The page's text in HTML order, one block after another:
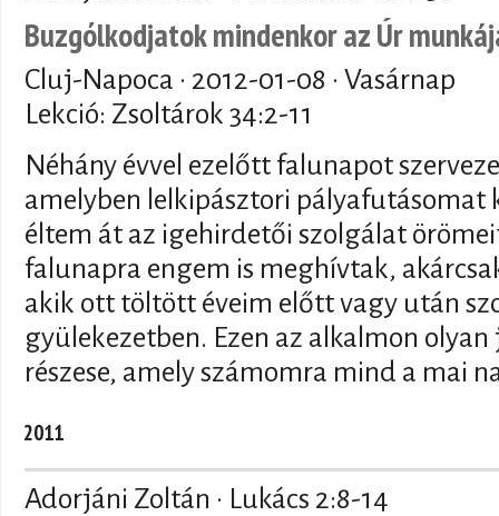
Buzgólkodjatok mindenkor az Úr
Cluj-Napoca · 2012-01-08 · Vasárnap
Lekció: Zsoltárok 34:2-11
Néhány évvel ezelőtt falunapot
amelyben lelkipásztori pályafutásomat
éltem át az igehirdetői szolgálat
falunapra engem is meghívtak,
akik ott töltött éveim előtt vagy után
gyülekezetben. Ezen az alkalmon
részese, amely számomra mind a mai
2011
Adorjáni Zoltán · Lukács 2:8-14